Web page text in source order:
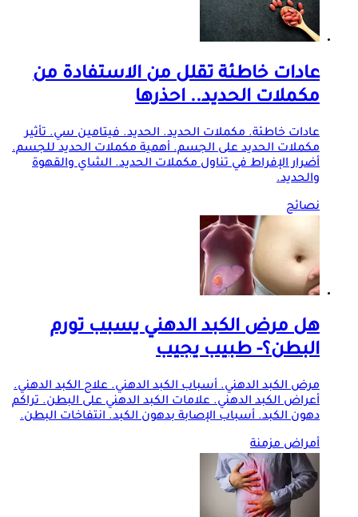
عادات خاطئة تقلل من الاستفادة من
مكملات الحديد.. احذرها
عادات خاطئة. مكملات الحديد. الحديد. فيتامين سي. تأثير
مكملات الحديد على الجسم. أهمية مكملات الحديد للجسم.
أضرار الإفراط في تناول مكملات الحديد. الشاي والقهوة
والحديد.
نصائح
هل مرض الكبد الدهني يسبب تورم
البطن؟- طبيب يجيب
مرض الكبد الدهني. أسباب الكبد الدهني. علاج الكبد الدهني.
أعراض الكبد الدهني. علامات الكبد الدهني على البطن. تراكم
دهون الكبد. أسباب الإصابة بدهون الكبد. انتفاخات البطن.
أمراض مزمنة